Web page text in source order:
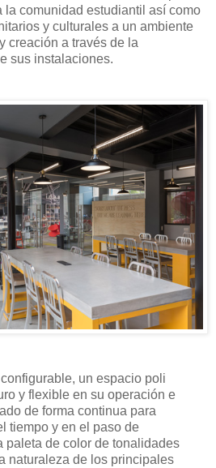
la comunidad estudiantil así como
y culturales a un ambiente
creación a través de la
sus instalaciones.
un espacio poli
y flexible en su operación e
de forma continua para
tiempo y en el paso de
paleta de color de tonalidades
naturaleza de los principales